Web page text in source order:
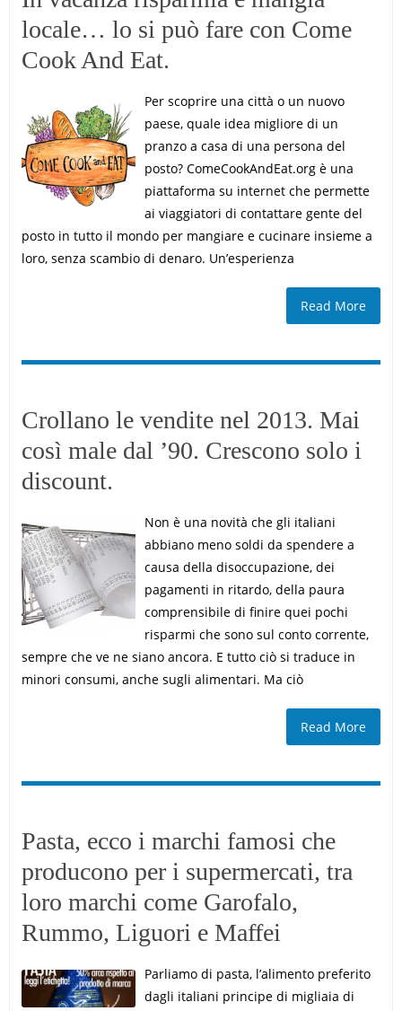
locale… lo si può fare con Come
Cook And Eat.
Per scoprire una città o un nuovo
paese, quale idea migliore di un
pranzo a casa di una persona del
posto? ComeCookAndEat.org è una
piattaforma su internet che permette
ai viaggiatori di contattare gente del
posto in tutto il mondo per mangiare e cucinare insieme a
loro, senza scambio di denaro. Un’esperienza
Read More
Crollano le vendite nel 2013. Mai
così male dal ’90. Crescono solo i
discount.
Non è una novità che gli italiani
abbiano meno soldi da spendere a
causa della disoccupazione, dei
pagamenti in ritardo, della paura
comprensibile di finire quei pochi
risparmi che sono sul conto corrente,
sempre che ve ne siano ancora. E tutto ciò si traduce in
minori consumi, anche sugli alimentari. Ma ciò
Read More
Pasta, ecco i marchi famosi che
producono per i supermercati, tra
loro marchi come Garofalo,
Rummo, Liguori e Maffei
Parliamo di pasta, l’alimento preferito
dagli italiani principe di migliaia di